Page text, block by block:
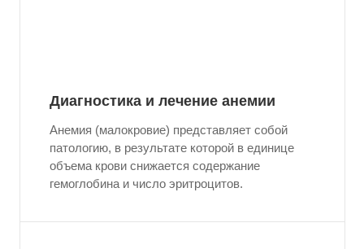
Диагностика и лечение анемии
Анемия (малокровие) представляет собой
патологию, в результате которой в единице
объема крови снижается содержание
гемоглобина и число эритроцитов.